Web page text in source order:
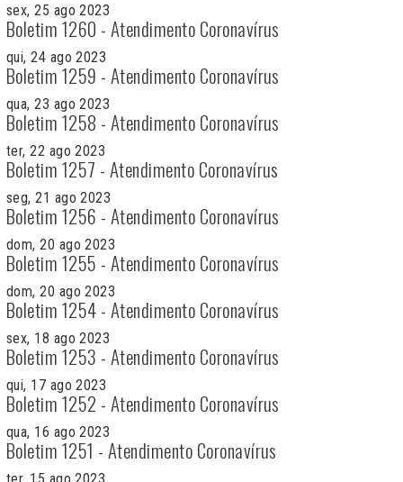
sex, 25 ago 2023
Boletim 1260 - Atendimento Coronavírus
qui, 24 ago 2023
Boletim 1259 - Atendimento Coronavírus
qua, 23 ago 2023
Boletim 1258 - Atendimento Coronavírus
ter, 22 ago 2023
Boletim 1257 - Atendimento Coronavírus
seg, 21 ago 2023
Boletim 1256 - Atendimento Coronavírus
dom, 20 ago 2023
Boletim 1255 - Atendimento Coronavírus
dom, 20 ago 2023
Boletim 1254 - Atendimento Coronavírus
sex, 18 ago 2023
Boletim 1253 - Atendimento Coronavírus
qui, 17 ago 2023
Boletim 1252 - Atendimento Coronavírus
qua, 16 ago 2023
Boletim 1251 - Atendimento Coronavírus